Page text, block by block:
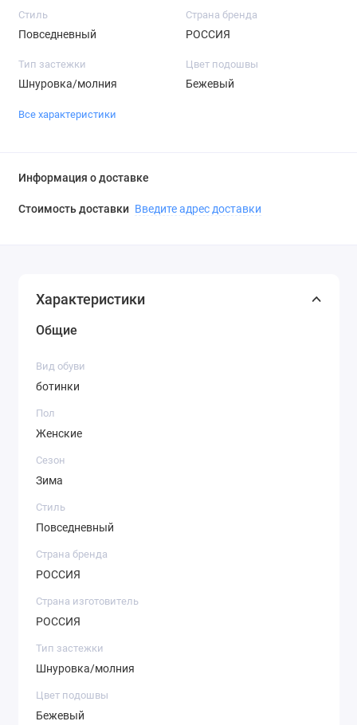
Стиль
Повседневный
Страна бренда
РОССИЯ
Тип застежки
Шнуровка/молния
Цвет подошвы
Бежевый
Все характеристики
Информация о доставке
Стоимость доставки Введите адрес доставки
Характеристики
Общие
Вид обуви
ботинки
Пол
Женские
Сезон
Зима
Стиль
Повседневный
Страна бренда
РОССИЯ
Страна изготовитель
РОССИЯ
Тип застежки
Шнуровка/молния
Цвет подошвы
Бежевый